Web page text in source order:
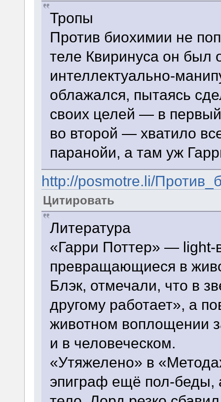
Тропы
Против биохимии не
теле Квиринуса он был
интеллектуально-
облажался, пытаясь
своих целей — в первый
во второй — хватило
паранойи, а там уж
http://posmotre.li/
Цитировать
Литература
«Гарри Поттер» — light-
превращающиеся в
Блэк, отмечали, что в
другому работает», а
животном воплощении
и в человеческом.
«Утяжелено» в
эпиграф ещё пол-беды,